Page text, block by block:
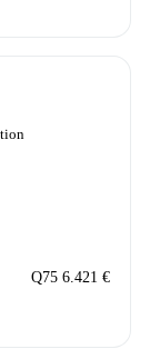
Q75 6.421 €